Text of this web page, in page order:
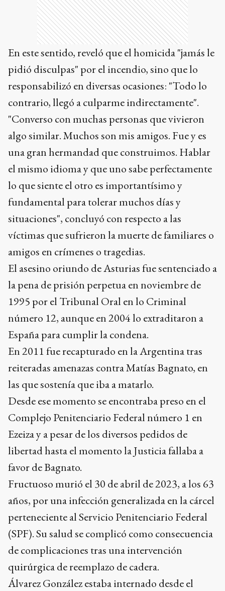
En este sentido, reveló que el homicida "jamás le
pidió disculpas" por el incendio, sino que lo
responsabilizó en diversas ocasiones: "Todo lo
contrario, llegó a culparme indirectamente".
"Converso con muchas personas que vivieron
algo similar. Muchos son mis amigos. Fue y es
una gran hermandad que construimos. Hablar
el mismo idioma y que uno sabe perfectamente
lo que siente el otro es importantísimo y
fundamental para tolerar muchos días y
situaciones", concluyó con respecto a las
víctimas que sufrieron la muerte de familiares o
amigos en crímenes o tragedias.
El asesino oriundo de Asturias fue sentenciado a
la pena de prisión perpetua en noviembre de
1995 por el Tribunal Oral en lo Criminal
número 12, aunque en 2004 lo extraditaron a
España para cumplir la condena.
En 2011 fue recapturado en la Argentina tras
reiteradas amenazas contra Matías Bagnato, en
las que sostenía que iba a matarlo.
Desde ese momento se encontraba preso en el
Complejo Penitenciario Federal número 1 en
Ezeiza y a pesar de los diversos pedidos de
libertad hasta el momento la Justicia fallaba a
favor de Bagnato.
Fructuoso murió el 30 de abril de 2023, a los 63
años, por una infección generalizada en la cárcel
perteneciente al Servicio Penitenciario Federal
(SPF). Su salud se complicó como consecuencia
de complicaciones tras una intervención
quirúrgica de reemplazo de cadera.
Álvarez González estaba internado desde el